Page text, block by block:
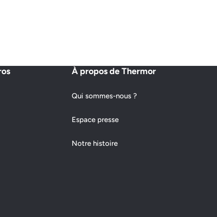
À propos de Thermor
Qui sommes-nous ?
Espace presse
Notre histoire